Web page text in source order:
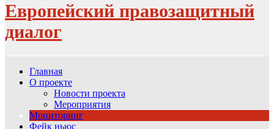
Европейский правозащитный
диалог
Главная
О проекте
Новости проекта
Мероприятия
Мониторинг
Фейк ньюс